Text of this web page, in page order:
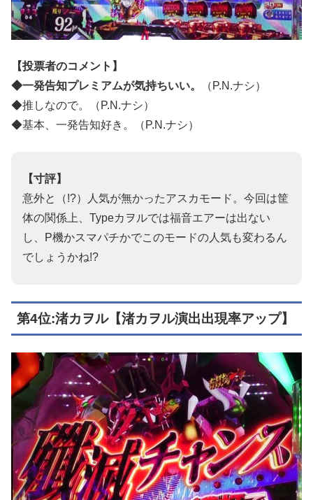
【投票者のコメント】
◆一発告知プレミアムが気持ちいい。
（P.N.ナシ）
◆推しなので。（P.N.ナシ）
◆基本、一発告知好き。（P.N.ナシ）
【寸評】
意外と（!?）人気が無かったアスカモード。今回は筐
体の関係上、Typeカヲルでは福音エアーは出ない
し、P機かスマパチかでこのモードの人気も変わるん
でしょうかね!?
第4位:渚カヲル【渚カヲル演出出現率アップ】